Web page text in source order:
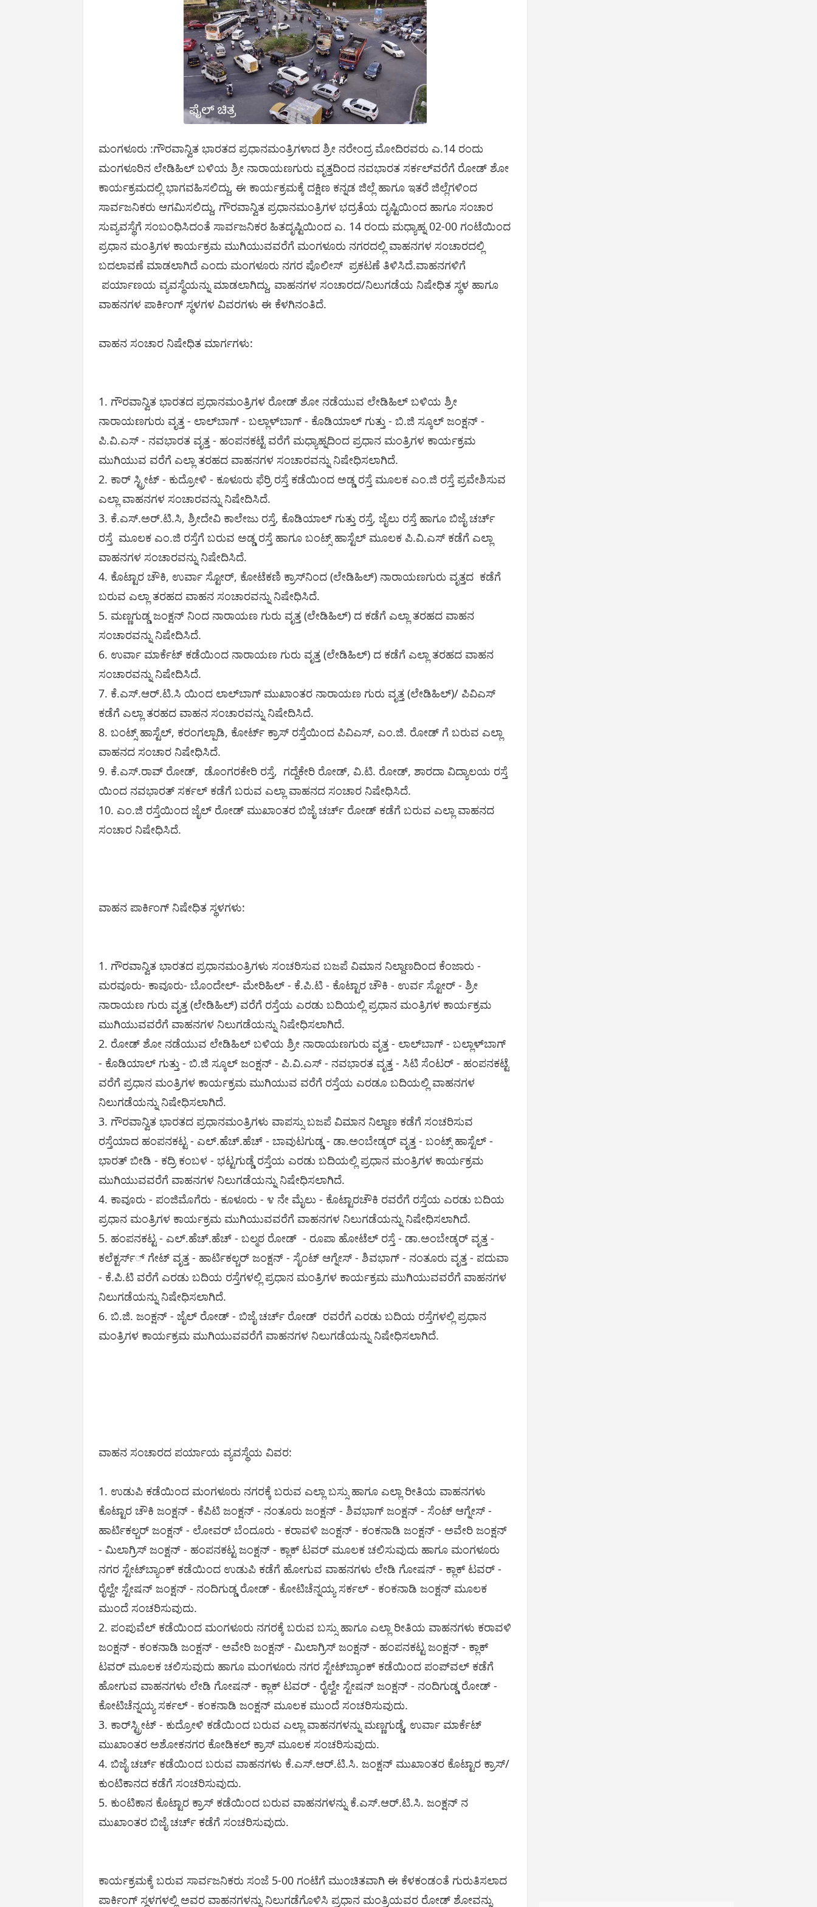
ಮಂಗಳೂರು :ಗೌರವಾನ್ವಿತ ಭಾರತದ ಪ್ರಧಾನಮಂತ್ರಿಗಳಾದ ಶ್ರೀ ನರೇಂದ್ರ ಮೋದಿರವರು ಎ.14 ರಂದು
ಮಂಗಳೂರಿನ ಲೇಡಿಹಿಲ್ ಬಳಿಯ ಶ್ರೀ ನಾರಾಯಣಗುರು ವೃತ್ತದಿಂದ ನವಭಾರತ ಸರ್ಕಲ್‌ವರೆಗೆ ರೋಡ್ ಶೋ
ಕಾರ್ಯಕ್ರಮದಲ್ಲಿ ಭಾಗವಹಿಸಲಿದ್ದು, ಈ ಕಾರ್ಯಕ್ರಮಕ್ಕೆ ದಕ್ಷಿಣ ಕನ್ನಡ ಜಿಲ್ಲೆ ಹಾಗೂ ಇತರೆ ಜಿಲ್ಲೆಗಳಿಂದ
ಸಾರ್ವಜನಿಕರು ಆಗಮಿಸಲಿದ್ದು, ಗೌರವಾನ್ವಿತ ಪ್ರಧಾನಮಂತ್ರಿಗಳ ಭದ್ರತೆಯ ದೃಷ್ಟಿಯಿಂದ ಹಾಗೂ ಸಂಚಾರ
ಸುವ್ಯವಸ್ಥೆಗೆ ಸಂಬಂಧಿಸಿದಂತೆ ಸಾರ್ವಜನಿಕರ ಹಿತದೃಷ್ಟಿಯಿಂದ ಎ. 14 ರಂದು ಮಧ್ಯಾಹ್ನ 02-00 ಗಂಟೆಯಿಂದ
ಪ್ರಧಾನ ಮಂತ್ರಿಗಳ ಕಾರ್ಯಕ್ರಮ ಮುಗಿಯುವವರೆಗೆ ಮಂಗಳೂರು ನಗರದಲ್ಲಿ ವಾಹನಗಳ ಸಂಚಾರದಲ್ಲಿ
ಬದಲಾವಣೆ ಮಾಡಲಾಗಿದೆ ಎಂದು ಮಂಗಳೂರು ನಗರ ಪೊಲೀಸ್ ಪ್ರಕಟಣೆ ತಿಳಿಸಿದೆ.ವಾಹನಗಳಿಗೆ
ಪರ್ಯಾಣಯ ವ್ಯವಸ್ಥೆಯನ್ನು ಮಾಡಲಾಗಿದ್ದು, ವಾಹನಗಳ ಸಂಚಾರದ/ನಿಲುಗಡೆಯ ನಿಷೇಧಿತ ಸ್ಥಳ ಹಾಗೂ
ವಾಹನಗಳ ಪಾರ್ಕಿಂಗ್ ಸ್ಥಳಗಳ ವಿವರಗಳು ಈ ಕೆಳಗಿನಂತಿದೆ.
ವಾಹನ ಸಂಚಾರ ನಿಷೇಧಿತ ಮಾರ್ಗಗಳು:
1. ಗೌರವಾನ್ವಿತ ಭಾರತದ ಪ್ರಧಾನಮಂತ್ರಿಗಳ ರೋಡ್ ಶೋ ನಡೆಯುವ ಲೇಡಿಹಿಲ್ ಬಳಿಯ ಶ್ರೀ
ನಾರಾಯಣಗುರು ವೃತ್ತ - ಲಾಲ್‌ಬಾಗ್ - ಬಲ್ಲಾಳ್‌ಬಾಗ್ - ಕೊಡಿಯಾಲ್ ಗುತ್ತು - ಬಿ.ಜಿ ಸ್ಕೂಲ್ ಜಂಕ್ಷನ್ -
ಪಿ.ವಿ.ಎಸ್ - ನವಭಾರತ ವೃತ್ತ - ಹಂಪನಕಟ್ಟೆ ವರೆಗೆ ಮಧ್ಯಾಹ್ನದಿಂದ ಪ್ರಧಾನ ಮಂತ್ರಿಗಳ ಕಾರ್ಯಕ್ರಮ
ಮುಗಿಯುವ ವರೆಗೆ ಎಲ್ಲಾ ತರಹದ ವಾಹನಗಳ ಸಂಚಾರವನ್ನು ನಿಷೇಧಿಸಲಾಗಿದೆ.
2. ಕಾರ್ ಸ್ಟ್ರೀಟ್ - ಕುದ್ರೋಳಿ - ಕೂಳೂರು ಫೆರ್ರಿ ರಸ್ತೆ ಕಡೆಯಿಂದ ಅಡ್ಡ ರಸ್ತೆ ಮೂಲಕ ಎಂ.ಜಿ ರಸ್ತೆ ಪ್ರವೇಶಿಸುವ
ಎಲ್ಲಾ ವಾಹನಗಳ ಸಂಚಾರವನ್ನು ನಿಷೇದಿಸಿದೆ.
3. ಕೆ.ಎಸ್.ಅರ್.ಟಿ.ಸಿ, ಶ್ರೀದೇವಿ ಕಾಲೇಜು ರಸ್ತೆ, ಕೊಡಿಯಾಲ್ ಗುತ್ತು ರಸ್ತೆ, ಜೈಲು ರಸ್ತೆ ಹಾಗೂ ಬಿಜೈ ಚರ್ಚ್
ರಸ್ತೆ ಮೂಲಕ ಎಂ.ಜಿ ರಸ್ತೆಗೆ ಬರುವ ಅಡ್ಡ ರಸ್ತೆ ಹಾಗೂ ಬಂಟ್ಸ್ ಹಾಸ್ಟೆಲ್ ಮೂಲಕ ಪಿ.ವಿ.ಎಸ್ ಕಡೆಗೆ ಎಲ್ಲಾ
ವಾಹನಗಳ ಸಂಚಾರವನ್ನು ನಿಷೇದಿಸಿದೆ.
4. ಕೊಟ್ಟಾರ ಚೌಕಿ, ಉರ್ವಾ ಸ್ಟೋರ್, ಕೋಟೆಕಣಿ ಕ್ರಾಸ್‌ನಿಂದ (ಲೇಡಿಹಿಲ್) ನಾರಾಯಣಗುರು ವೃತ್ತದ ಕಡೆಗೆ
ಬರುವ ಎಲ್ಲಾ ತರಹದ ವಾಹನ ಸಂಚಾರವನ್ನು ನಿಷೇಧಿಸಿದೆ.
5. ಮಣ್ಣಗುಡ್ಡ ಜಂಕ್ಷನ್ ನಿಂದ ನಾರಾಯಣ ಗುರು ವೃತ್ತ (ಲೇಡಿಹಿಲ್) ದ ಕಡೆಗೆ ಎಲ್ಲಾ ತರಹದ ವಾಹನ
ಸಂಚಾರವನ್ನು ನಿಷೇದಿಸಿದೆ.
6. ಉರ್ವಾ ಮಾರ್ಕೆಟ್ ಕಡೆಯಿಂದ ನಾರಾಯಣ ಗುರು ವೃತ್ತ (ಲೇಡಿಹಿಲ್) ದ ಕಡೆಗೆ ಎಲ್ಲಾ ತರಹದ ವಾಹನ
ಸಂಚಾರವನ್ನು ನಿಷೇದಿಸಿದೆ.
7. ಕೆ.ಎಸ್.ಆರ್.ಟಿ.ಸಿ ಯಿಂದ ಲಾಲ್‌ಬಾಗ್ ಮುಖಾಂತರ ನಾರಾಯಣ ಗುರು ವೃತ್ತ (ಲೇಡಿಹಿಲ್)/ ಪಿವಿಎಸ್
ಕಡೆಗೆ ಎಲ್ಲಾ ತರಹದ ವಾಹನ ಸಂಚಾರವನ್ನು ನಿಷೇದಿಸಿದೆ.
8. ಬಂಟ್ಸ್ ಹಾಸ್ಟೆಲ್, ಕರಂಗಲ್ಪಾಡಿ, ಕೋರ್ಟ್ ಕ್ರಾಸ್ ರಸ್ತೆಯಿಂದ ಪಿವಿಎಸ್, ಎಂ.ಜಿ. ರೋಡ್ ಗೆ ಬರುವ ಎಲ್ಲಾ
ವಾಹನದ ಸಂಚಾರ ನಿಷೇಧಿಸಿದೆ.
9. ಕೆ.ಎಸ್.ರಾವ್ ರೋಡ್, ಡೊಂಗರಕೇರಿ ರಸ್ತೆ, ಗದ್ದೆಕೇರಿ ರೋಡ್, ವಿ.ಟಿ. ರೋಡ್, ಶಾರದಾ ವಿದ್ಯಾಲಯ ರಸ್ತೆ
ಯಿಂದ ನವಭಾರತ್ ಸರ್ಕಲ್ ಕಡೆಗೆ ಬರುವ ಎಲ್ಲಾ ವಾಹನದ ಸಂಚಾರ ನಿಷೇಧಿಸಿದೆ.
10. ಎಂ.ಜಿ ರಸ್ತೆಯಿಂದ ಜೈಲ್ ರೋಡ್ ಮುಖಾಂತರ ಬಿಜೈ ಚರ್ಚ್ ರೋಡ್ ಕಡೆಗೆ ಬರುವ ಎಲ್ಲಾ ವಾಹನದ
ಸಂಚಾರ ನಿಷೇಧಿಸಿದೆ.
ವಾಹನ ಪಾರ್ಕಿಂಗ್ ನಿಷೇಧಿತ ಸ್ಥಳಗಳು:
1. ಗೌರವಾನ್ವಿತ ಭಾರತದ ಪ್ರಧಾನಮಂತ್ರಿಗಳು ಸಂಚರಿಸುವ ಬಜಪೆ ವಿಮಾನ ನಿಲ್ದಾಣದಿಂದ ಕೆಂಜಾರು -
ಮರವೂರು- ಕಾವೂರು- ಬೊಂದೇಲ್- ಮೇರಿಹಿಲ್ - ಕೆ.ಪಿ.ಟಿ - ಕೊಟ್ಟಾರ ಚೌಕಿ - ಉರ್ವ ಸ್ಟೋರ್ - ಶ್ರೀ
ನಾರಾಯಣ ಗುರು ವೃತ್ತ (ಲೇಡಿಹಿಲ್) ವರೆಗೆ ರಸ್ತೆಯ ಎರಡು ಬದಿಯಲ್ಲಿ ಪ್ರಧಾನ ಮಂತ್ರಿಗಳ ಕಾರ್ಯಕ್ರಮ
ಮುಗಿಯುವವರೆಗೆ ವಾಹನಗಳ ನಿಲುಗಡೆಯನ್ನು ನಿಷೇಧಿಸಲಾಗಿದೆ.
2. ರೋಡ್ ಶೋ ನಡೆಯುವ ಲೇಡಿಹಿಲ್ ಬಳಿಯ ಶ್ರೀ ನಾರಾಯಣಗುರು ವೃತ್ತ - ಲಾಲ್‌ಬಾಗ್ - ಬಲ್ಲಾಳ್‌ಬಾಗ್
- ಕೊಡಿಯಾಲ್ ಗುತ್ತು - ಬಿ.ಜಿ ಸ್ಕೂಲ್ ಜಂಕ್ಷನ್ - ಪಿ.ವಿ.ಎಸ್ - ನವಭಾರತ ವೃತ್ತ - ಸಿಟಿ ಸೆಂಟರ್ - ಹಂಪನಕಟ್ಟೆ
ವರೆಗೆ ಪ್ರಧಾನ ಮಂತ್ರಿಗಳ ಕಾರ್ಯಕ್ರಮ ಮುಗಿಯುವ ವರೆಗೆ ರಸ್ತೆಯ ಎರಡೂ ಬದಿಯಲ್ಲಿ ವಾಹನಗಳ
ನಿಲುಗಡೆಯನ್ನು ನಿಷೇಧಿಸಲಾಗಿದೆ.
3. ಗೌರವಾನ್ವಿತ ಭಾರತದ ಪ್ರಧಾನಮಂತ್ರಿಗಳು ವಾಪಸ್ಸು ಬಜಪೆ ವಿಮಾನ ನಿಲ್ದಾಣ ಕಡೆಗೆ ಸಂಚರಿಸುವ
ರಸ್ತೆಯಾದ ಹಂಪನಕಟ್ಟ - ಎಲ್.ಹೆಚ್.ಹೆಚ್ - ಬಾವುಟಗುಡ್ಡ - ಡಾ.ಅಂಬೇಡ್ಕರ್ ವೃತ್ತ - ಬಂಟ್ಸ್ ಹಾಸ್ಟೆಲ್ -
ಭಾರತ್ ಬೀಡಿ - ಕದ್ರಿ ಕಂಬಳ - ಭಟ್ಟಗುಡ್ಡೆ ರಸ್ತೆಯ ಎರಡು ಬದಿಯಲ್ಲಿ ಪ್ರಧಾನ ಮಂತ್ರಿಗಳ ಕಾರ್ಯಕ್ರಮ
ಮುಗಿಯುವವರೆಗೆ ವಾಹನಗಳ ನಿಲುಗಡೆಯನ್ನು ನಿಷೇಧಿಸಲಾಗಿದೆ.
4. ಕಾವೂರು - ಪಂಜಿಮೊಗೆರು - ಕೂಳೂರು - ೪ ನೇ ಮೈಲು - ಕೊಟ್ಟಾರಚೌಕಿ ರವರೆಗೆ ರಸ್ತೆಯ ಎರಡು ಬದಿಯ
ಪ್ರಧಾನ ಮಂತ್ರಿಗಳ ಕಾರ್ಯಕ್ರಮ ಮುಗಿಯುವವರೆಗೆ ವಾಹನಗಳ ನಿಲುಗಡೆಯನ್ನು ನಿಷೇಧಿಸಲಾಗಿದೆ.
5. ಹಂಪನಕಟ್ಟ - ಎಲ್.ಹೆಚ್.ಹೆಚ್ - ಬಲ್ಮಠ ರೋಡ್ - ರೂಪಾ ಹೋಟೆಲ್ ರಸ್ತೆ - ಡಾ.ಅಂಬೇಡ್ಕರ್ ವೃತ್ತ -
ಕಲೆಕ್ಟರ್ಸ್್ ಗೇಟ್ ವೃತ್ತ - ಹಾರ್ಟಿಕಲ್ಚರ್ ಜಂಕ್ಷನ್ - ಸೈಂಟ್ ಆಗ್ನೇಸ್ - ಶಿವಭಾಗ್ - ನಂತೂರು ವೃತ್ತ - ಪದುವಾ
- ಕೆ.ಪಿ.ಟಿ ವರೆಗೆ ಎರಡು ಬದಿಯ ರಸ್ತೆಗಳಲ್ಲಿ ಪ್ರಧಾನ ಮಂತ್ರಿಗಳ ಕಾರ್ಯಕ್ರಮ ಮುಗಿಯುವವರೆಗೆ ವಾಹನಗಳ
ನಿಲುಗಡೆಯನ್ನು ನಿಷೇಧಿಸಲಾಗಿದೆ.
6. ಬಿ.ಜಿ. ಜಂಕ್ಷನ್ - ಜೈಲ್ ರೋಡ್ - ಬಿಜೈ ಚರ್ಚ್ ರೋಡ್ ರವರೆಗೆ ಎರಡು ಬದಿಯ ರಸ್ತೆಗಳಲ್ಲಿ ಪ್ರಧಾನ
ಮಂತ್ರಿಗಳ ಕಾರ್ಯಕ್ರಮ ಮುಗಿಯುವವರೆಗೆ ವಾಹನಗಳ ನಿಲುಗಡೆಯನ್ನು ನಿಷೇಧಿಸಲಾಗಿದೆ.
ವಾಹನ ಸಂಚಾರದ ಪರ್ಯಾಯ ವ್ಯವಸ್ಥೆಯ ವಿವರ:
1. ಉಡುಪಿ ಕಡೆಯಿಂದ ಮಂಗಳೂರು ನಗರಕ್ಕೆ ಬರುವ ಎಲ್ಲಾ ಬಸ್ಸು ಹಾಗೂ ಎಲ್ಲಾ ರೀತಿಯ ವಾಹನಗಳು
ಕೊಟ್ಟಾರ ಚೌಕಿ ಜಂಕ್ಷನ್ - ಕೆಪಿಟಿ ಜಂಕ್ಷನ್ - ನಂತೂರು ಜಂಕ್ಷನ್ - ಶಿವಭಾಗ್ ಜಂಕ್ಷನ್ - ಸೆಂಟ್ ಆಗ್ನೇಸ್ -
ಹಾರ್ಟಿಕಲ್ಚರ್ ಜಂಕ್ಷನ್ - ಲೋವರ್ ಬೆಂದೂರು - ಕರಾವಳಿ ಜಂಕ್ಷನ್ - ಕಂಕನಾಡಿ ಜಂಕ್ಷನ್ - ಅವೇರಿ ಜಂಕ್ಷನ್
- ಮಿಲಾಗ್ರಿಸ್ ಜಂಕ್ಷನ್ - ಹಂಪನಕಟ್ಟ ಜಂಕ್ಷನ್ - ಕ್ಲಾಕ್ ಟವರ್ ಮೂಲಕ ಚಲಿಸುವುದು ಹಾಗೂ ಮಂಗಳೂರು
ನಗರ ಸ್ಟೇಟ್‌ಬ್ಯಾಂಕ್ ಕಡೆಯಿಂದ ಉಡುಪಿ ಕಡೆಗೆ ಹೋಗುವ ವಾಹನಗಳು ಲೇಡಿ ಗೋಷನ್ - ಕ್ಲಾಕ್ ಟವರ್ -
ರೈಲ್ವೇ ಸ್ಟೇಷನ್ ಜಂಕ್ಷನ್ - ನಂದಿಗುಡ್ಡ ರೋಡ್ - ಕೋಟಿಚೆನ್ನಯ್ಯ ಸರ್ಕಲ್ - ಕಂಕನಾಡಿ ಜಂಕ್ಷನ್ ಮೂಲಕ
ಮುಂದೆ ಸಂಚರಿಸುವುದು.
2. ಪಂಪುವೆಲ್ ಕಡೆಯಿಂದ ಮಂಗಳೂರು ನಗರಕ್ಕೆ ಬರುವ ಬಸ್ಸು ಹಾಗೂ ಎಲ್ಲಾ ರೀತಿಯ ವಾಹನಗಳು ಕರಾವಳಿ
ಜಂಕ್ಷನ್ - ಕಂಕನಾಡಿ ಜಂಕ್ಷನ್ - ಅವೇರಿ ಜಂಕ್ಷನ್ - ಮಿಲಾಗ್ರಿಸ್ ಜಂಕ್ಷನ್ - ಹಂಪನಕಟ್ಟ ಜಂಕ್ಷನ್ - ಕ್ಲಾಕ್
ಟವರ್ ಮೂಲಕ ಚಲಿಸುವುದು ಹಾಗೂ ಮಂಗಳೂರು ನಗರ ಸ್ಟೇಟ್‌ಬ್ಯಾಂಕ್ ಕಡೆಯಿಂದ ಪಂಪ್‌ವಲ್ ಕಡೆಗೆ
ಹೋಗುವ ವಾಹನಗಳು ಲೇಡಿ ಗೋಷನ್ - ಕ್ಲಾಕ್ ಟವರ್ - ರೈಲ್ವೇ ಸ್ಟೇಷನ್ ಜಂಕ್ಷನ್ - ನಂದಿಗುಡ್ಡ ರೋಡ್ -
ಕೋಟಿಚೆನ್ನಯ್ಯ ಸರ್ಕಲ್ - ಕಂಕನಾಡಿ ಜಂಕ್ಷನ್ ಮೂಲಕ ಮುಂದೆ ಸಂಚರಿಸುವುದು.
3. ಕಾರ್‌ಸ್ಟ್ರೀಟ್ - ಕುದ್ರೋಳಿ ಕಡೆಯಿಂದ ಬರುವ ಎಲ್ಲಾ ವಾಹನಗಳನ್ನು ಮಣ್ಣಗುಡ್ಡೆ, ಉರ್ವಾ ಮಾರ್ಕೆಟ್
ಮುಖಾಂತರ ಅಶೋಕನಗರ ಕೋಡಿಕಲ್ ಕ್ರಾಸ್ ಮೂಲಕ ಸಂಚರಿಸುವುದು.
4. ಬಿಜೈ ಚರ್ಚ್ ಕಡೆಯಿಂದ ಬರುವ ವಾಹನಗಳು ಕೆ.ಎಸ್.ಆರ್.ಟಿ.ಸಿ. ಜಂಕ್ಷನ್ ಮುಖಾಂತರ ಕೊಟ್ಟಾರ ಕ್ರಾಸ್/
ಕುಂಟಿಕಾನದ ಕಡೆಗೆ ಸಂಚರಿಸುವುದು.
5. ಕುಂಟಿಕಾನ ಕೊಟ್ಟಾರ ಕ್ರಾಸ್ ಕಡೆಯಿಂದ ಬರುವ ವಾಹನಗಳನ್ನು ಕೆ.ಎಸ್.ಆರ್.ಟಿ.ಸಿ. ಜಂಕ್ಷನ್ ನ
ಮುಖಾಂತರ ಬಿಜೈ ಚರ್ಚ್ ಕಡೆಗೆ ಸಂಚರಿಸುವುದು.
ಕಾರ್ಯಕ್ರಮಕ್ಕೆ ಬರುವ ಸಾರ್ವಜನಿಕರು ಸಂಜೆ 5-00 ಗಂಟೆಗೆ ಮುಂಚಿತವಾಗಿ ಈ ಕೆಳಕಂಡಂತೆ ಗುರುತಿಸಲಾದ
ಪಾರ್ಕಿಂಗ್ ಸ್ಥಳಗಳಲ್ಲಿ ಅವರ ವಾಹನಗಳನ್ನು ನಿಲುಗಡೆಗೊಳಿಸಿ ಪ್ರಧಾನ ಮಂತ್ರಿಯವರ ರೋಡ್ ಶೋವನ್ನು